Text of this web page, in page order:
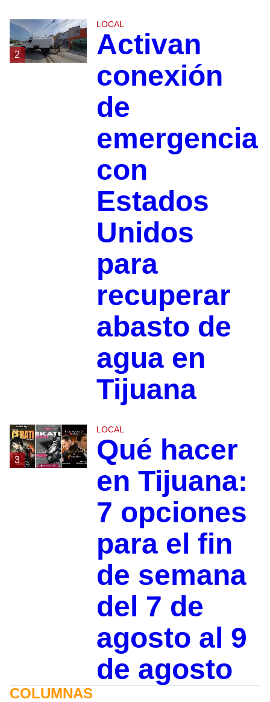
2
LOCAL
Activan
conexión
de
emergencia
con
Estados
Unidos
para
recuperar
abasto de
agua en
Tijuana
3
LOCAL
Qué hacer
en Tijuana:
7 opciones
para el fin
de semana
del 7 de
agosto al 9
de agosto
COLUMNAS